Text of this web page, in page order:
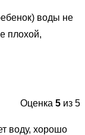
воды не
плохой,
Оценка 5 из 5
воду, хорошо